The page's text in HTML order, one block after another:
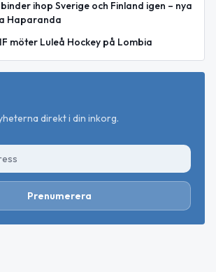
ihop Sverige och Finland igen – nya
Haparanda
möter Luleå Hockey på Lombia
direkt i din inkorg.
Prenumerera